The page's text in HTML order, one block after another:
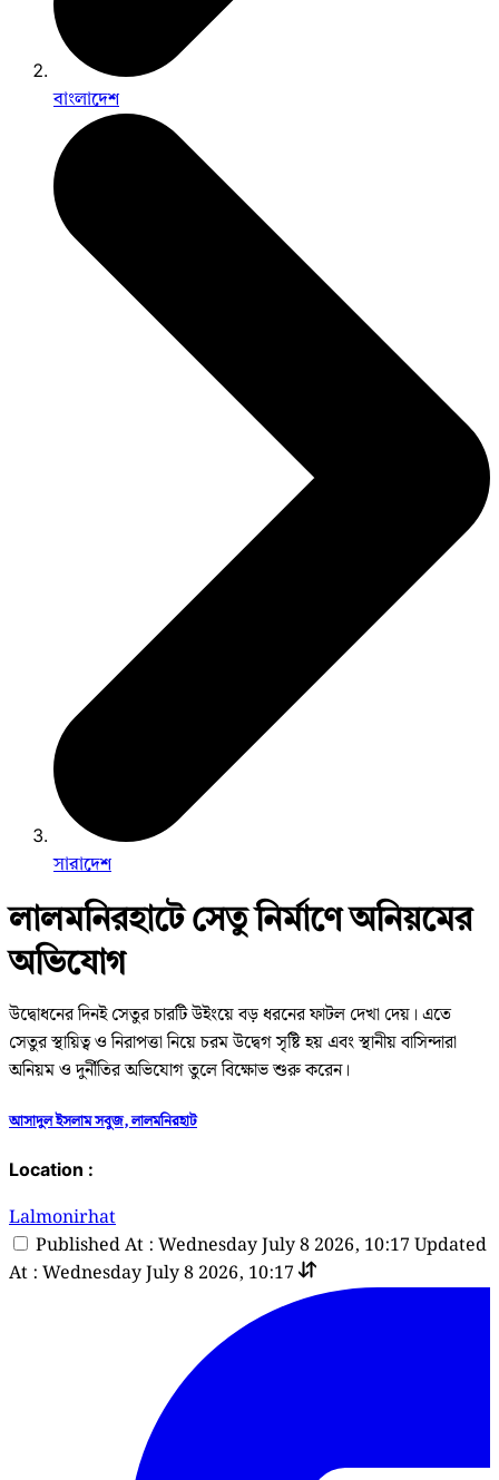
বাংলাদেশ
সারাদেশ
লালমনিরহাটে সেতু নির্মাণে অনিয়মের
অভিযোগ
উদ্বোধনের দিনই সেতুর চারটি উইংয়ে বড় ধরনের ফাটল দেখা দেয়। এতে
সেতুর স্থায়িত্ব ও নিরাপত্তা নিয়ে চরম উদ্বেগ সৃষ্টি হয় এবং স্থানীয় বাসিন্দারা
অনিয়ম ও দুর্নীতির অভিযোগ তুলে বিক্ষোভ শুরু করেন।
আসাদুল ইসলাম সবুজ, লালমনিরহাট
Location :
Lalmonirhat
Published At : Wednesday July 8 2026, 10:17 Updated
At : Wednesday July 8 2026, 10:17